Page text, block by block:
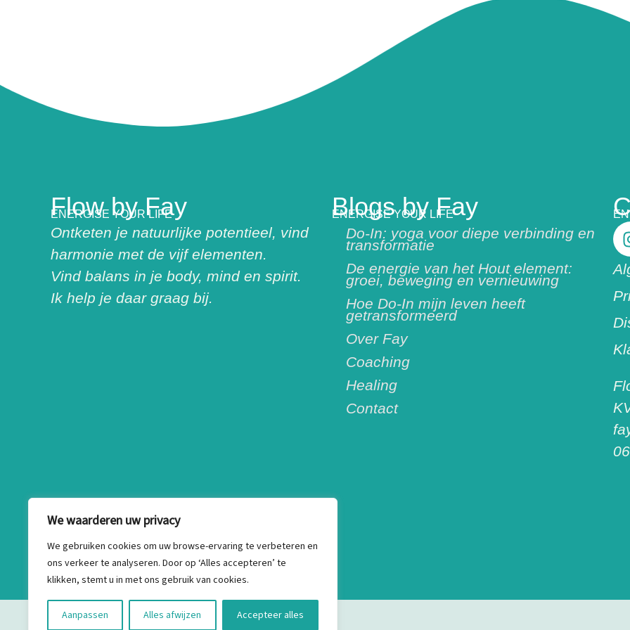
We waarderen uw privacy
We gebruiken cookies om uw browse-ervaring te verbeteren en
ons verkeer te analyseren. Door op ‘Alles accepteren’ te
klikken, stemt u in met ons gebruik van cookies.
Aanpassen Alles afwijzen Accepteer alles
Flow by Fay
ENERGISE YOUR LIFE
Ontketen je natuurlijke potentieel, vind
harmonie met de vijf elementen.
Vind balans in je body, mind en spirit.
Ik help je daar graag bij.
Blogs by Fay
ENERGISE YOUR LIFE
Do-In: yoga voor diepe verbinding en
transformatie
De energie van het Hout element:
groei, beweging en vernieuwing
Hoe Do-In mijn leven heeft
getransformeerd
Over Fay
Coaching
Healing
Contact